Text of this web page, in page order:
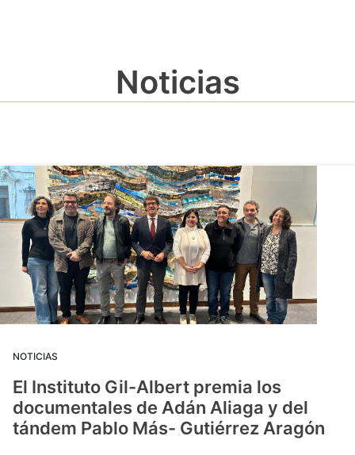
Noticias
NOTICIAS
El Instituto Gil-Albert premia los
documentales de Adán Aliaga y del
tándem Pablo Más- Gutiérrez Aragón